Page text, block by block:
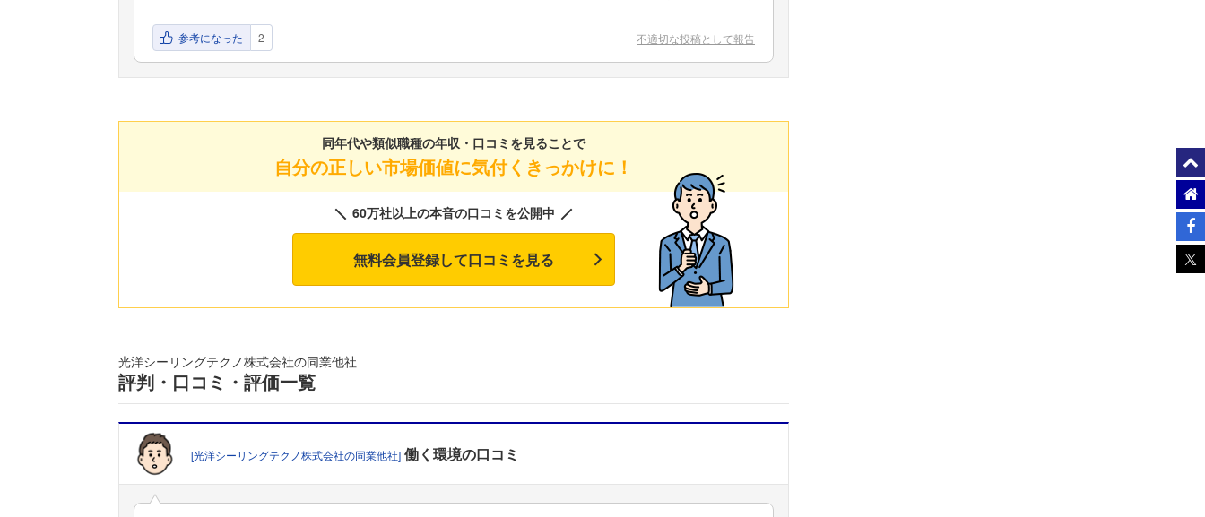
フォローしました
こちらの企業もフォローしませんか？
参考になった 2 不適切な投稿として報告
同年代や類似職種の年収・口コミを見ることで
自分の正しい市場価値に気付くきっかけに！
60万社以上の本音の口コミを公開中
無料会員登録して口コミを見る
光洋シーリングテクノ株式会社の同業他社
評判・口コミ・評価一覧
[光洋シーリングテクノ株式会社の同業他社] 働く環境の口コミ